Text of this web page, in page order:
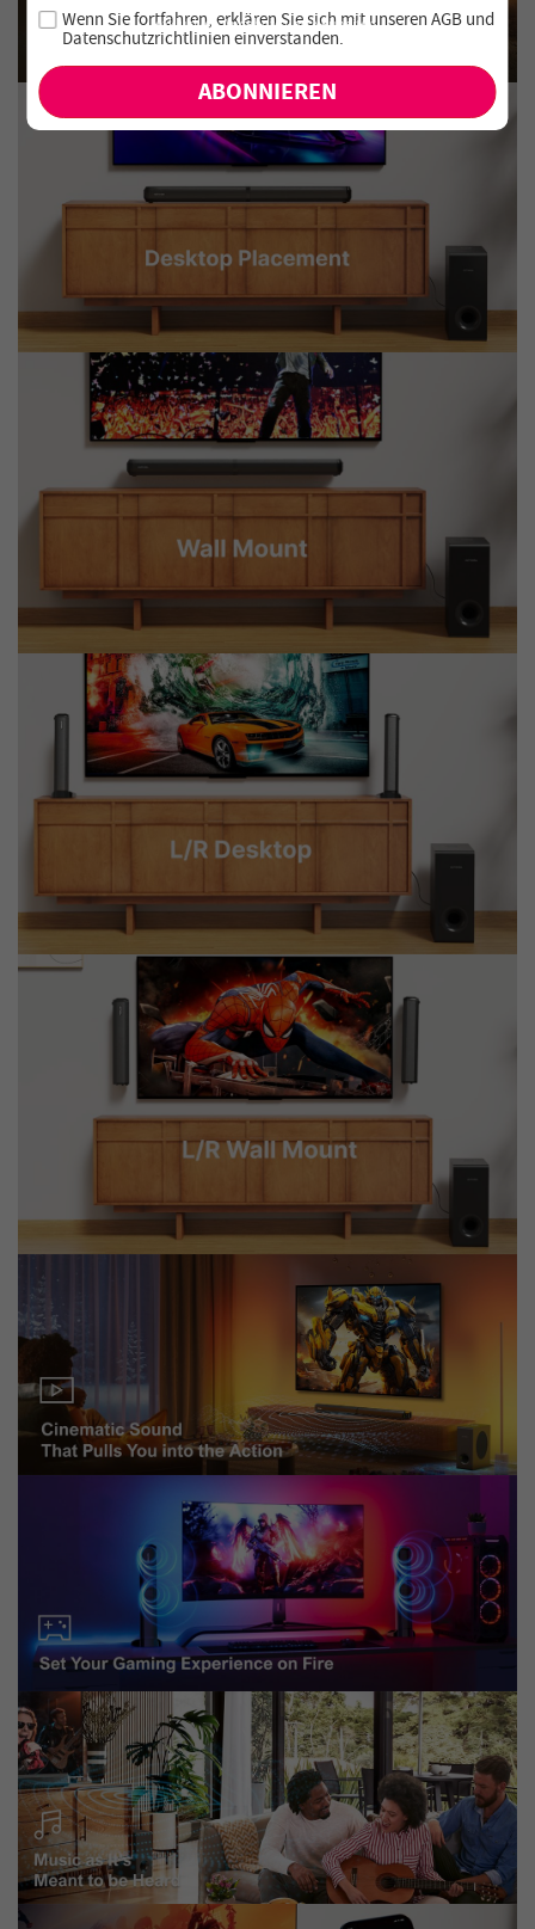
Melde dich für unseren Newsletter an und verpasse keine
exklusiven Angebote und Neuheiten!
Wenn Sie fortfahren, erklären Sie sich mit unserenAGBund
Datenschutzrichtlinien einverstanden.